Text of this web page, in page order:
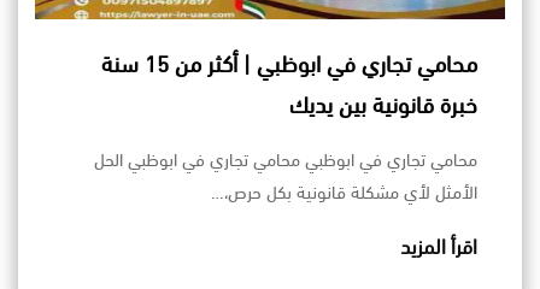
محامي تجاري في ابوظبي | أكثر من 15 سنة
خبرة قانونية بين يديك
محامي تجاري في ابوظبي محامي تجاري في ابوظبي الحل
الأمثل لأي مشكلة قانونية بكل حرص،…
اقرأ المزيد